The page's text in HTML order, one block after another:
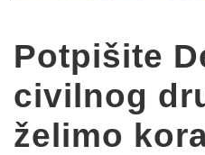
Potpišite
civilnog
želimo